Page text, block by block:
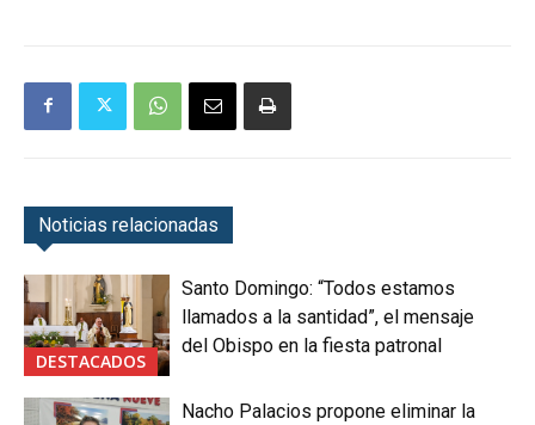
Noticias relacionadas
DESTACADOS
Santo Domingo: “Todos estamos
llamados a la santidad”, el mensaje
del Obispo en la fiesta patronal
Nacho Palacios propone eliminar la